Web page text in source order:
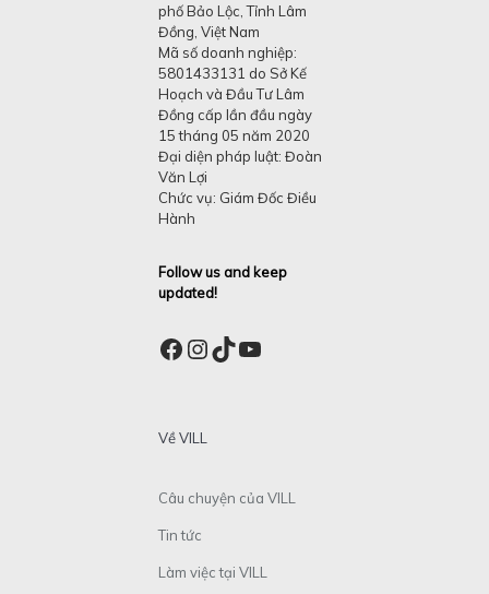
phố Bảo Lộc, Tỉnh Lâm
Đồng, Việt Nam
Mã số doanh nghiệp:
5801433131 do Sở Kế
Hoạch và Đầu Tư Lâm
Đồng cấp lần đầu ngày
15 tháng 05 năm 2020
Đại diện pháp luật: Đoàn
Văn Lợi
Chức vụ: Giám Đốc Điều
Hành
Follow us and keep
updated!
Facebook
Instagram
TikTok
YouTube
Về VILL
Câu chuyện của VILL
Tin tức
Làm việc tại VILL